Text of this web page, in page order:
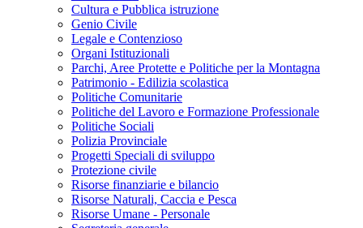
Cultura e Pubblica istruzione
Genio Civile
Legale e Contenzioso
Organi Istituzionali
Parchi, Aree Protette e Politiche per la Montagna
Patrimonio - Edilizia scolastica
Politiche Comunitarie
Politiche del Lavoro e Formazione Professionale
Politiche Sociali
Polizia Provinciale
Progetti Speciali di sviluppo
Protezione civile
Risorse finanziarie e bilancio
Risorse Naturali, Caccia e Pesca
Risorse Umane - Personale